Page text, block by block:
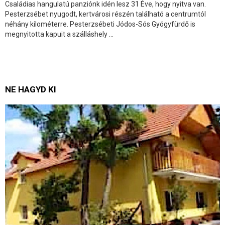
Családias hangulatú panziónk idén lesz 31 Éve, hogy nyitva van.
Pesterzsébet nyugodt, kertvárosi részén található a centrumtól
néhány kilométerre. Pesterzsébeti Jódos-Sós Gyógyfürdő is
megnyitotta kapuit a szálláshely ...
NE HAGYD KI